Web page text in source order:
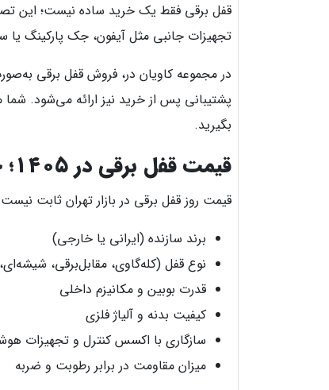
قفل برقی فقط یک خرید ساده نیست؛ این
تجهیزات جانبی مثل آیفون، جک پارکینگ
در مجموعه کاویان در، فروش قفل برقی
پشتیبانی پس از خرید نیز ارائه می‌شود.
بگیرید.
قیمت قفل برقی در ۱۴۰۵؛ چه عواملی روی قیمت تأثیر دارد؟
قیمت روز قفل برقی در بازار تهران ثابت
برند سازنده (ایرانی یا خارجی)
نوع قفل (کله‌گاوی، مقابل‌برقی،
قدرت بوبین و مکانیزم داخلی
کیفیت بدنه و آلیاژ فلزی
سازگاری با اکسس کنترل و تجهیزات
میزان مقاومت در برابر رطوبت و ضربه